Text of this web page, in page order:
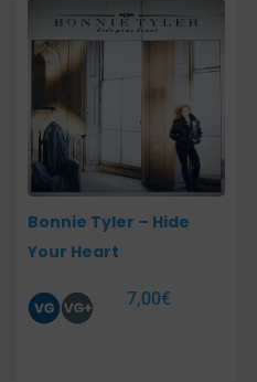
Bonnie Tyler – Hide
Your Heart
7,00€